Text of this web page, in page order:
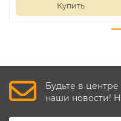
Купить
Будьте в
наши новости!